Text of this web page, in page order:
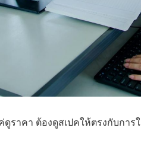
ราคา ต้องดูสเปคให้ตรงกับการ